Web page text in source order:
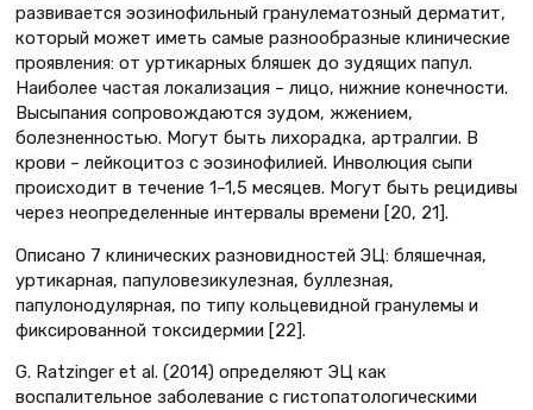
развивается эозинофильный гранулематозный дерматит,
который может иметь самые разнообразные клинические
проявления: от уртикарных бляшек до зудящих папул.
Наиболее частая локализация – лицо, нижние конечности.
Высыпания сопровождаются зудом, жжением,
болезненностью. Могут быть лихорадка, артралгии. В
крови – лейкоцитоз с эозинофилией. Инволюция сыпи
происходит в течение 1–1,5 месяцев. Могут быть рецидивы
через неопределенные интервалы времени [20, 21].
Описано 7 клинических разновидностей ЭЦ: бляшечная,
уртикарная, папуловезикулезная, буллезная,
папулонодулярная, по типу кольцевидной гранулемы и
фиксированной токсидермии [22].
G. Ratzinger et al. (2014) определяют ЭЦ как
воспалительное заболевание с гистопатологическими